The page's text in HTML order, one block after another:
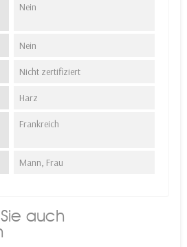
Nein
Nein
Nicht zertifiziert
Harz
Frankreich
Mann, Frau
auch